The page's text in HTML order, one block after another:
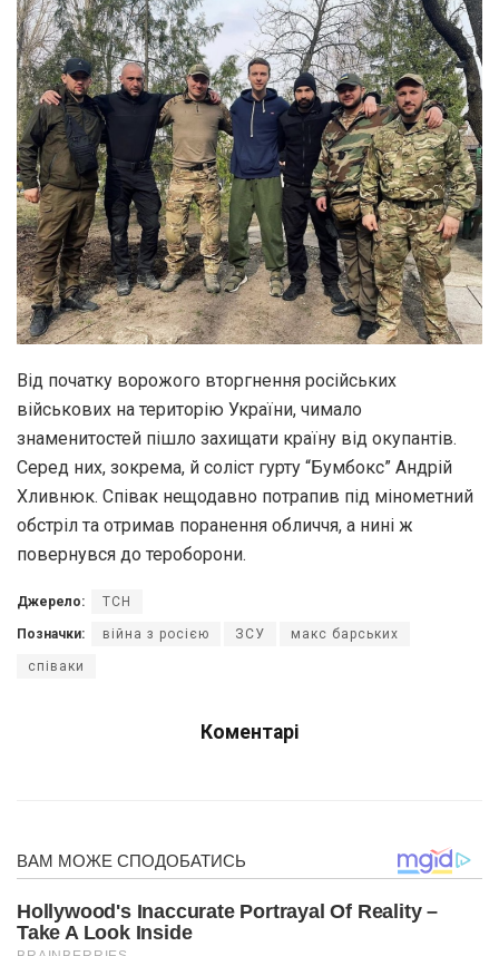
Від початку ворожого вторгнення російських
військових на територію України, чимало
знаменитостей пішло захищати країну від окупантів.
Серед них, зокрема, й соліст гурту “Бумбокс” Андрій
Хливнюк. Співак нещодавно потрапив під мінометний
обстріл та отримав поранення обличчя, а нині ж
повернувся до тероборони.
Джерело: ТСН
Позначки: війна з росією ЗСУ макс барських
співаки
Коментарі